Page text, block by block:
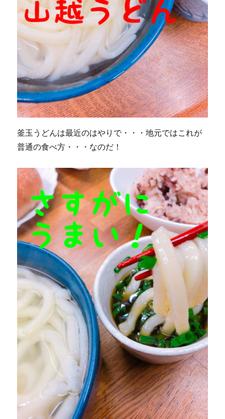
釜玉うどんは最近のはやりで・・・地元ではこれが
普通の食べ方・・・なのだ！